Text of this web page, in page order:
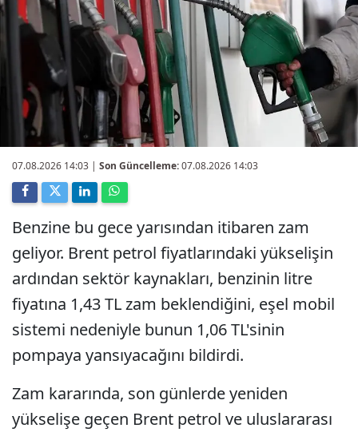
07.08.2026 14:03 | Son Güncelleme:07.08.2026 14:03
Benzine bu gece yarısından itibaren zam
geliyor. Brent petrol fiyatlarındaki yükselişin
ardından sektör kaynakları, benzinin litre
fiyatına 1,43 TL zam beklendiğini, eşel mobil
sistemi nedeniyle bunun 1,06 TL'sinin
pompaya yansıyacağını bildirdi.
Zam kararında, son günlerde yeniden
yükselişe geçen Brent petrol ve uluslararası